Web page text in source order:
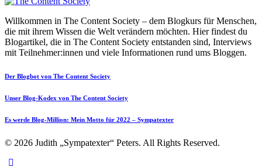
Willkommen in The Content Society – dem Blogkurs für Menschen,
die mit ihrem Wissen die Welt verändern möchten. Hier findest du
Blogartikel, die in The Content Society entstanden sind, Interviews
mit Teilnehmer:innen und viele Informationen rund ums Bloggen.
Der Blogbot von The Content Society
Unser Blog-Kodex von The Content Society
Es werde Blog-Million: Mein Motto für 2022 – Sympatexter
© 2026 Judith „Sympatexter“ Peters. All Rights Reserved.